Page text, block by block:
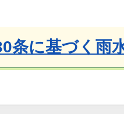
条に基づく雨